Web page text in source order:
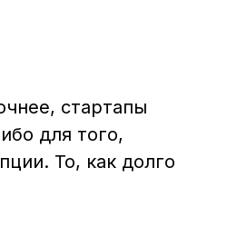
стартапы
для того,
То, как долго